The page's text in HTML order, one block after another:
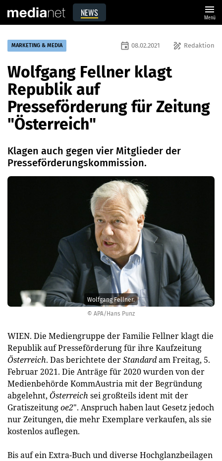
NEWS menu
Menü
© APA/Hans Punz
Wolfgang Fellner.
MARKETING & MEDIA draw Redaktion
event 08.02.2021
Wolfgang Fellner klagt
Republik auf
Presseförderung für Zeitung
"Österreich"
Klagen auch gegen vier Mitglieder der
Presseförderungskommission.
WIEN. Die Mediengruppe der Familie Fellner klagt die
Republik auf Presseförderung für ihre Kaufzeitung
Österreich. Das berichtete derStandardam Freitag, 5.
Februar 2021. Die Anträge für 2020 wurden von der
Medienbehörde KommAustria mit der Begründung
abgelehnt, Österreich sei großteils ident mit der
Gratiszeitungoe2". Anspruch haben laut Gesetz jedoch
nur Zeitungen, die mehr Exemplare verkaufen, als sie
kostenlos auflegen.
Bis auf ein Extra-Buch und diverse Hochglanzbeilagen